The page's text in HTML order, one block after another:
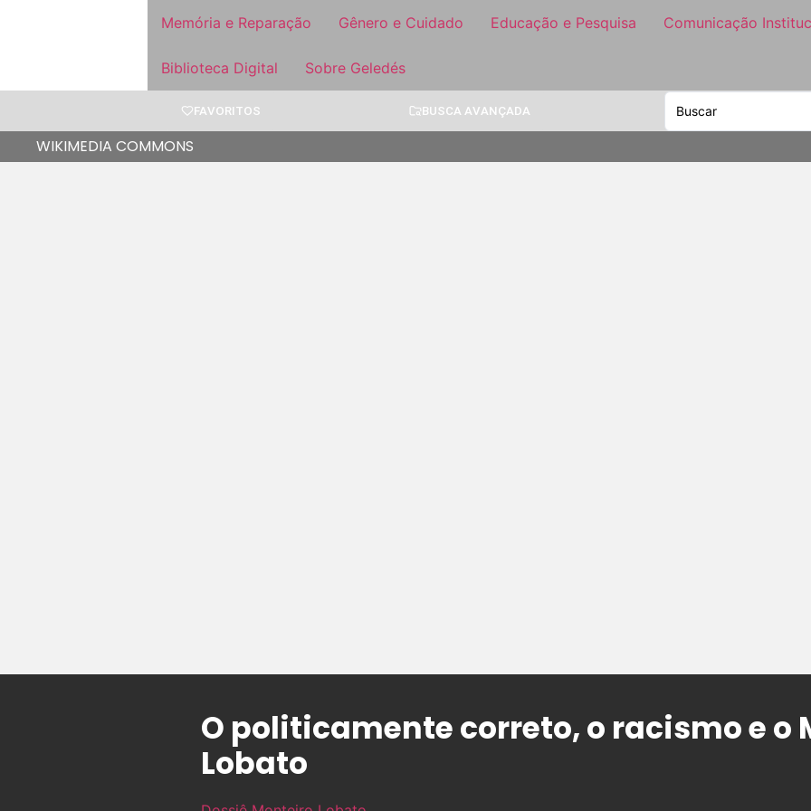
Memória e Reparação Gênero e Cuidado Educação e Pesquisa Comunicação
Biblioteca Digital Sobre Geledés
FAVORITOS BUSCA AVANÇADA
WIKIMEDIA COMMONS
O politicamente correto, o racismo e o
Lobato